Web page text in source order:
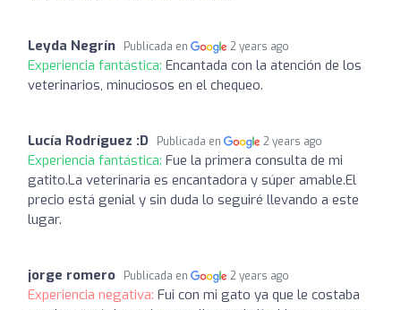
Leyda Negrín Publicada en 2 years ago
Experiencia fantástica: Encantada con la atención de los
veterinarios, minuciosos en el chequeo.
Lucía Rodríguez :D Publicada en 2 years ago
Experiencia fantástica: Fue la primera consulta de mi
gatito.La veterinaria es encantadora y súper amable.El
precio está genial y sin duda lo seguiré llevando a este
lugar.
jorge romero Publicada en 2 years ago
Experiencia negativa: Fui con mi gato ya que le costaba